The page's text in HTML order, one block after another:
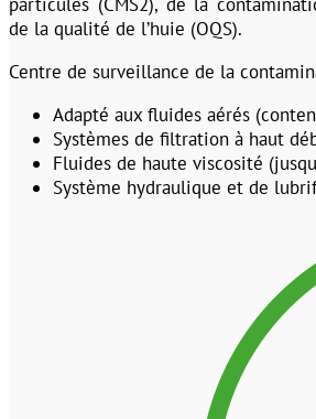
de la qualité de l’huie (OQS).
Centre de surveillance de la
Adapté aux fluides aérés
Systèmes de filtration à haut
Fluides de haute viscosité
Système hydraulique et de